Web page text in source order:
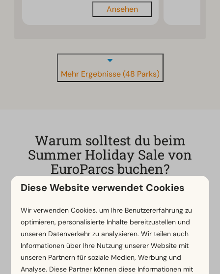
Ansehen
Mehr Ergebnisse (48 Parks)
Warum solltest du beim
Summer Holiday Sale von
EuroParcs buchen?
Der Sommer wartet auf niemanden unddie
Warum solltest du dich mit weniger zufriedengeben,
wenn du jetzt den besten Preis an einer absoluten
Top-Location haben kannst? Das ist der perfekte
Moment, um eine Entscheidung zu treffen!
Diese Website verwendet Cookies
Wir verwenden Cookies, um Ihre Benutzererfahrung zu
optimieren, personalisierte Inhalte bereitzustellen und
unseren Datenverkehr zu analysieren. Wir teilen auch
Informationen über Ihre Nutzung unserer Website mit
unseren Partnern für soziale Medien, Werbung und
Analyse. Diese Partner können diese Informationen mit